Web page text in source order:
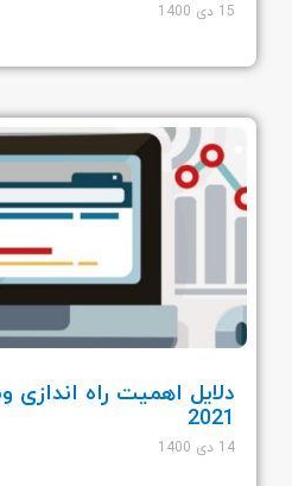
15 دی 1400
دلایل اهمیت راه
2021
14 دی 1400